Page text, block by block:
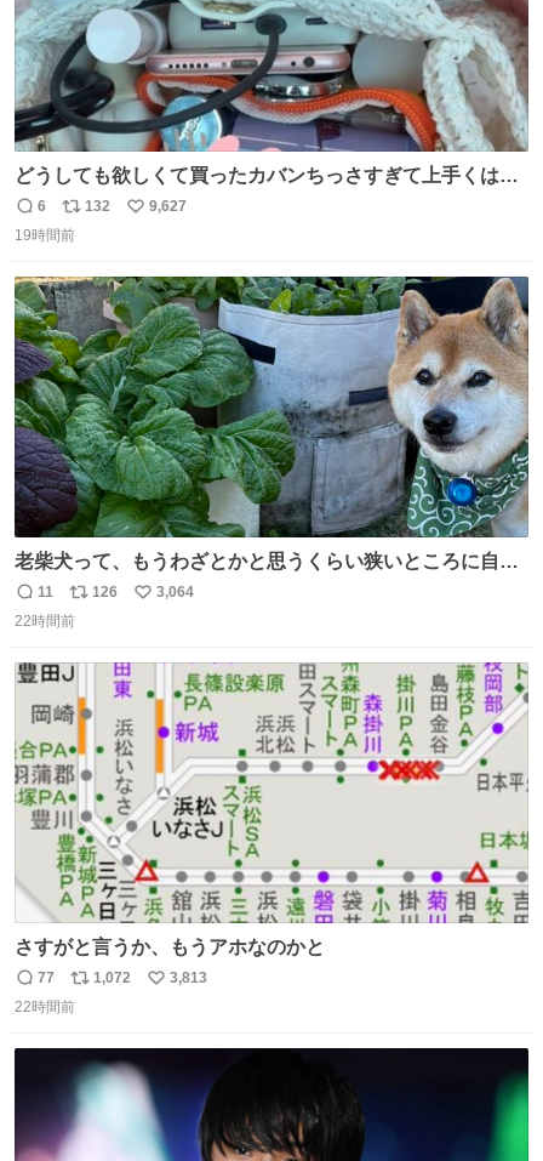
どうしても欲しくて買ったカバンちっさすぎて上手くはめ
ないと荷物入らん。女のカバンってなんでこんなちっさい
の
返
信
6
リ
ポ
ト
数
132
い
数
9,627
19時間前
老柴犬って、もうわざとかと思うくらい狭いところに自ら
はまりにいくじゃないですか？ 今朝ガーデニングしてる飼
い主の間にはまってきて、最高に可愛かった♥️
返
信
11
リ
ポ
ト
数
126
い
3,064
22時間前
さすがと言うか、もうアホなのかと
返
信
77
リ
ポ
ト
数
1,072
い
3,813
22時間前